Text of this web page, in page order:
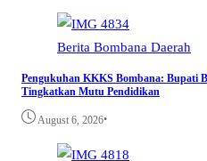
Berita Bombana Daerah
Pengukuhan KKKS Bombana: Bupati
Tingkatkan Mutu Pendidikan
August 6, 2026•